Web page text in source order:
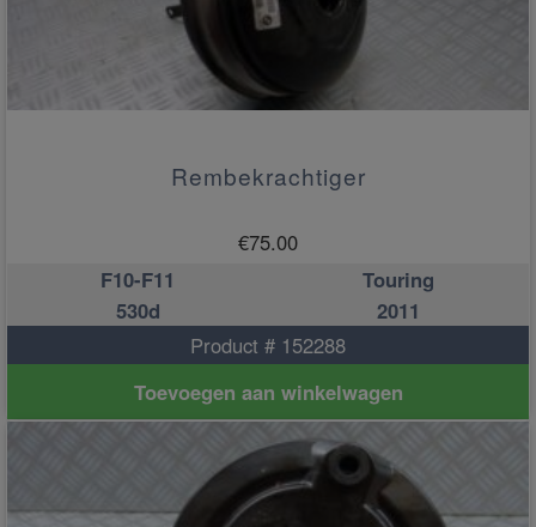
Rembekrachtiger
€75.00
F10-F11
Touring
530d
2011
Product # 152288
Toevoegen aan winkelwagen